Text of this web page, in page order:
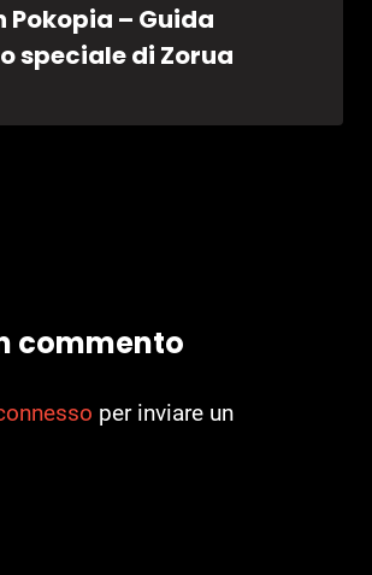
Pokopia – Guida
speciale di Zorua
commento
per inviare un